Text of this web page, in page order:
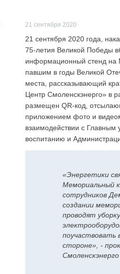
21 сентября 2020
21 сентября 2020 года,
75-летия Великой Победы
информационный стенд на
павшим в годы Великой
места, рассказывающий
Центр Смоленскэнерго» в
размещен QR-код,
приложением фото и
взаимодействии с
воспитанию и
«Энергетики
Мемориальный
сотрудников
создании
проводят
поучаствовать
стороне», -